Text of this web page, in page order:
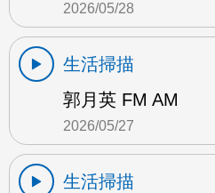
2026/05/28
生活掃描
郭月英 FM AM
2026/05/27
生活掃描